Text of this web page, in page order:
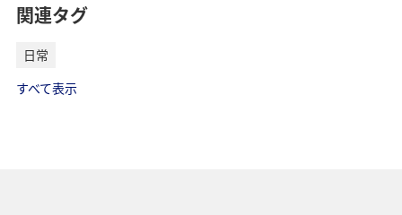
関連タグ
日常
すべて表示